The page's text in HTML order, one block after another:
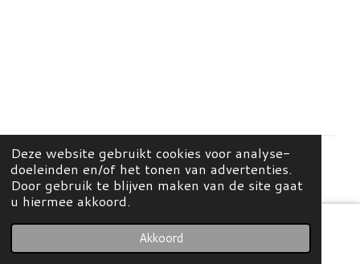
Deze website gebruikt cookies voor analyse-
doeleinden en/of het tonen van advertenties.
Door gebruik te blijven maken van de site gaat
u hiermee akkoord.
Akkoord
© 2026 Mees Home & Concept Store
Kaart